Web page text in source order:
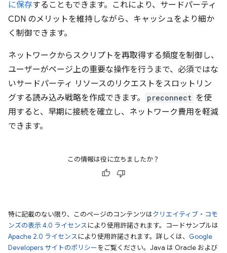
に保存することもできます。これにより、サードパーティ
CDN のメリットを維持しながら、キャッシュをより細か
く制御できます。
ネットワークからスクリプトを再取得する頻度を制御し、
ユーザーがページ上の重要な操作を行うまで、必須ではな
いサードパーティ リソースのリクエストをスロットリン
グする読み込み戦略を作成できます。
preconnect を使
用すると、早期に接続を確立し、ネットワーク費用を軽減
できます。
この情報は役に立ちましたか？
特に記載のない限り、このページのコンテンツはクリエイティブ・コモ
ンズの表示 4.0 ライセンスにより使用許諾されます。コードサンプルは
Apache 2.0 ライセンスにより使用許諾されます。詳しくは、 Google
Developers サイトのポリシーをご覧ください。Java は Oracle および